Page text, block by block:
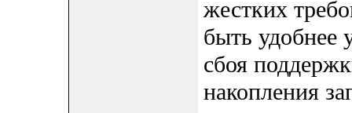
жестких
быть удобнее
сбоя
накопления